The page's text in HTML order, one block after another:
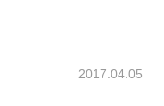
2017.04.05